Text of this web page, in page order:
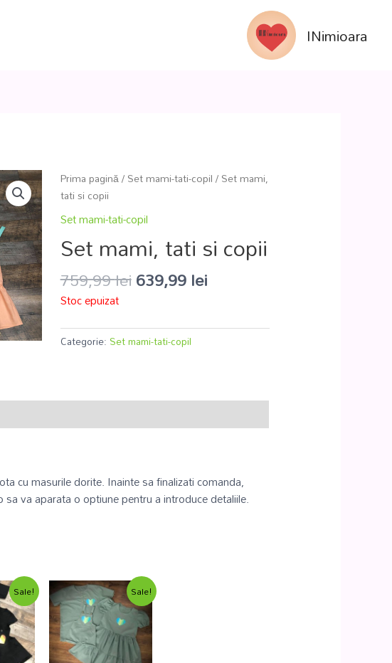
INimioara
Prima pagină/Set mami-tati-copil/ Set mami,
tati si copii
Set mami-tati-copil
Set mami, tati si copii
759,99lei639,99lei
Stoc epuizat
Categorie: Set mami-tati-copil
cu masurile dorite. Inainte sa finalizati comanda,
va aparata o optiune pentru a introduce detaliile.
Sale! Sale!